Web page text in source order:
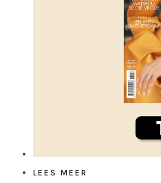
LEES MEER